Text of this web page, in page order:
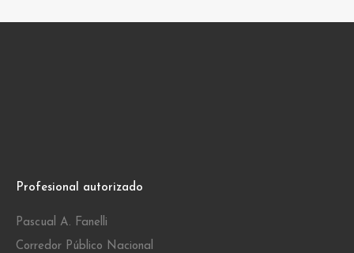
Profesional autorizado
Pascual A. Fanelli
Corredor Público Nacional